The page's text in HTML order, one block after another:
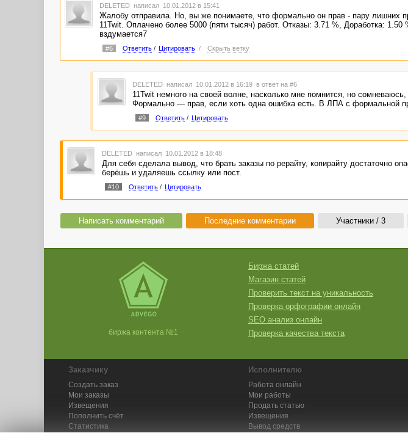
DELETED написал 10.01.2012 в 15:41
Жалобу отправила. Но, вы же понимаете, что формально он прав - пару лишних
11Twit. Оплачено более 5000 (пяти тысяч) работ. Отказы: 3.71 %, Доработка: 1.50
вздумается7
#6 Ответить/ Цитировать / Скрыть ветку
DELETED написал 10.01.2012 в 16:19 в ответ на #6
11Twit немного на своей волне, насколько мне помнится, но
Формально — прав, если хоть одна ошибка есть. В ЛПА с формальной
#9 Ответить/ Цитировать
DELETED написал 10.01.2012 в 18:48
Для себя сделала вывод, что брать заказы по рерайту, копирайту достаточно
берёшь и удаляешь ссылку или пост.
#10 Ответить/ Цитировать
Написать комментарий Последние комментарии Участники / 3
биржа контента №1
Биржа статей
Магазин статей
Проверить текст на уникальность
Проверка орфографии онлайн
SEO анализ онлайн
Проверка качества текста
Заказчику
Создать заказ
Мои заказы
Извещения
Пополнить счёт
Статистика
Исполнителю
Работа онлайн
Мои работы
Продать статью
Извещения
Вывод средств